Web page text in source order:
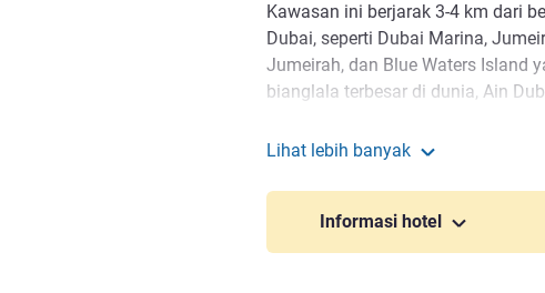
Kawasan ini berjarak 3-4 km dari
Dubai, seperti Dubai Marina,
Jumeirah, dan Blue Waters Island
bianglala terbesar di dunia, Ain
Lihat lebih banyak
Informasi hotel